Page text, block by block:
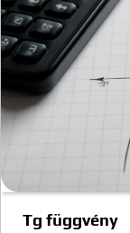
Tg függvény